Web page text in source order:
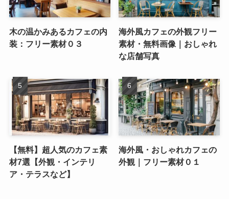
木の温かみあるカフェの内
装：フリー素材０３
海外風カフェの外観フリー
素材・無料画像｜おしゃれ
な店舗写真
【無料】超人気のカフェ素
材7選【外観・インテリ
ア・テラスなど】
海外風・おしゃれカフェの
外観｜フリー素材０１